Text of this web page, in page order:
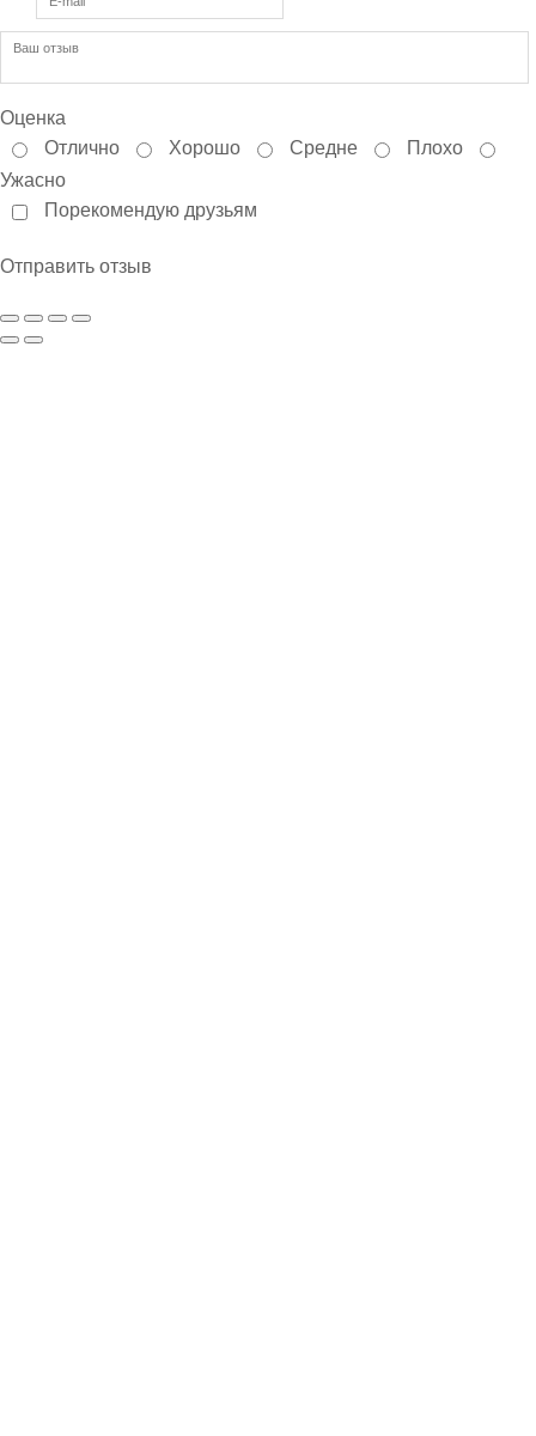
Оценка
Отлично
Хорошо Средне
Плохо
Ужасно
Порекомендую друзьям
Отправить отзыв